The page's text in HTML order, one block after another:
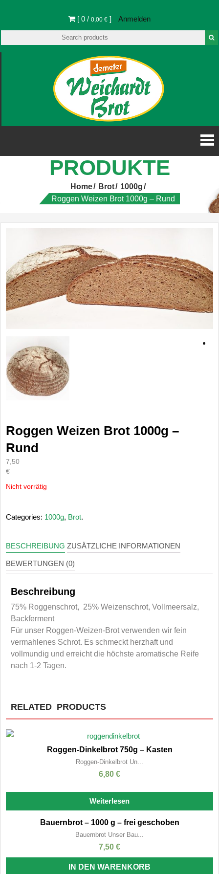
[ 0 / 0,00 € ] Anmelden
PRODUKTE
Home Brot
1000g
Roggen Weizen Brot 1000g – Rund
Roggen Weizen Brot 1000g –
Rund
7,50
€
Nicht vorrätig
Categories: 1000g, Brot.
BESCHREIBUNG ZUSÄTZLICHE INFORMATIONEN
BEWERTUNGEN (0)
Beschreibung
75% Roggenschrot, 25% Weizenschrot, Vollmeersalz,
Backferment
Für unser Roggen-Weizen-Brot verwenden wir fein
vermahlenes Schrot. Es schmeckt herzhaft und
vollmundig und erreicht die höchste aromatische Reife
nach 1-2 Tagen.
RELATED PRODUCTS
Roggen-Dinkelbrot 750g – Kasten
Roggen-Dinkelbrot Un...
6,80 €
Weiterlesen
Bauernbrot – 1000 g – frei geschoben
Bauernbrot Unser Bau...
7,50 €
IN DEN WARENKORB